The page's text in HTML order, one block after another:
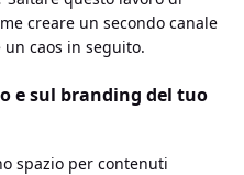
creare un secondo canale
caos in seguito.
e sul branding del tuo
spazio per contenuti